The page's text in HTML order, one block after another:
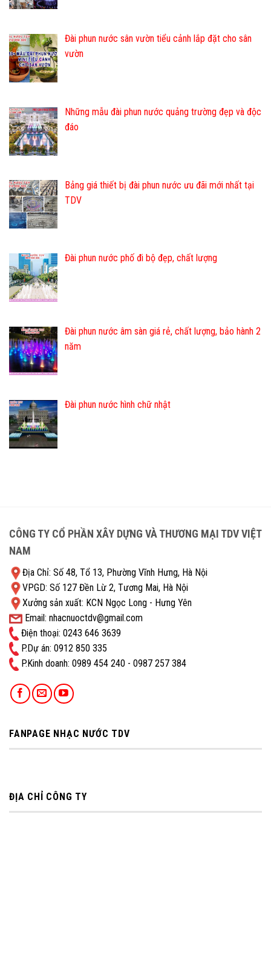
Đài phun nước sân vườn tiểu cảnh lắp đặt cho sân
vườn
Những mẫu đài phun nước quảng trường đẹp và độc
đáo
Bảng giá thiết bị đài phun nước ưu đãi mới nhất tại
TDV
Đài phun nước phố đi bộ đẹp, chất lượng
Đài phun nước âm sàn giá rẻ, chất lượng, bảo hành 2
năm
Đài phun nước hình chữ nhật
CÔNG TY CỔ PHẦN XÂY DỰNG VÀ THƯƠNG MẠI TDV VIỆT
NAM
Địa Chỉ: Số 48, Tổ 13, Phường Vĩnh Hưng, Hà Nội
VPGD: Số 127 Đền Lừ 2, Tương Mai, Hà Nội
Xưởng sản xuất: KCN Ngọc Long - Hưng Yên
Email: nhacnuoctdv@gmail.com
Điện thoại: 0243 646 3639
P.Dự án: 0912 850 335
P.Kinh doanh: ‭0989 454 240 - 0987 257 384
FANPAGE NHẠC NƯỚC TDV
ĐỊA CHỈ CÔNG TY